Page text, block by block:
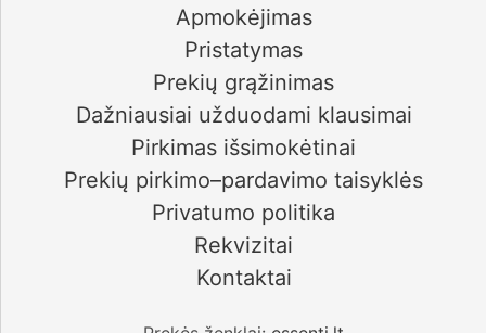
Apmokėjimas
Pristatymas
Prekių grąžinimas
Dažniausiai užduodami klausimai
Pirkimas išsimokėtinai
Prekių pirkimo–pardavimo taisyklės
Privatumo politika
Rekvizitai
Kontaktai